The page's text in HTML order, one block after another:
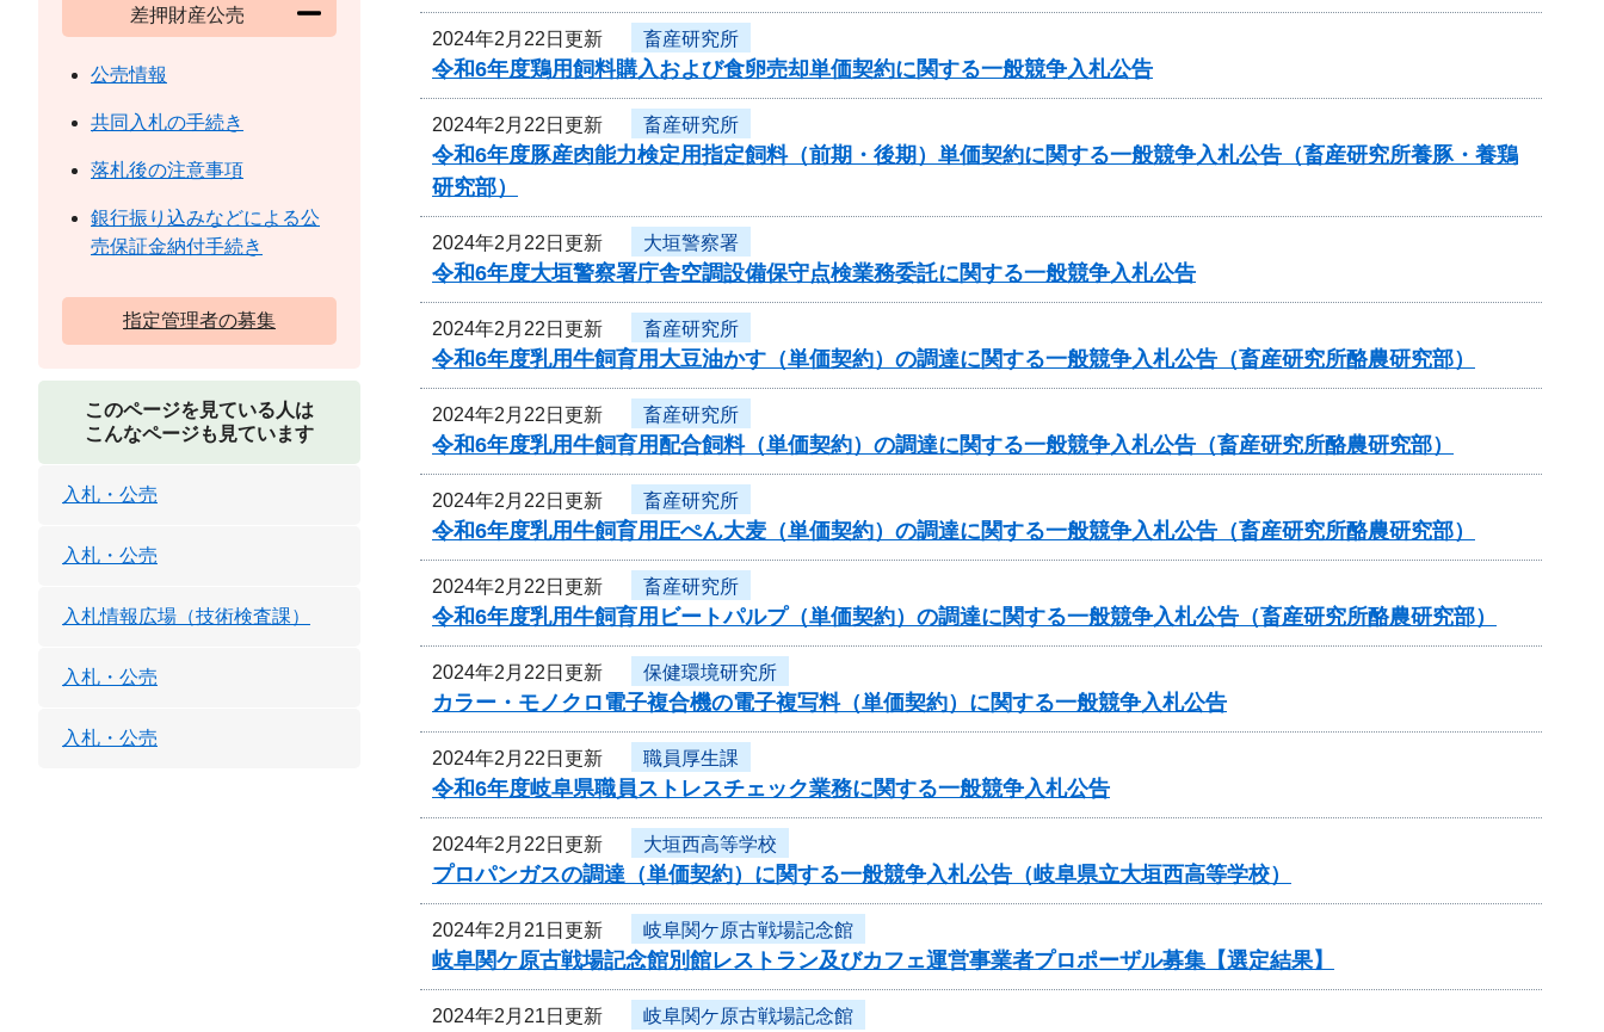
2024年2月22日更新 畜産研究所
令和6年度鶏用飼料購入および食卵売却単価契約に関する一般競争入札公告
2024年2月22日更新 畜産研究所
令和6年度豚産肉能力検定用指定飼料（前期・後期）単価契約に関する一般競争入札公告（畜産研究所養豚・養鶏
研究部）
2024年2月22日更新 大垣警察署
令和6年度大垣警察署庁舎空調設備保守点検業務委託に関する一般競争入札公告
2024年2月22日更新 畜産研究所
令和6年度乳用牛飼育用大豆油かす（単価契約）の調達に関する一般競争入札公告（畜産研究所酪農研究部）
2024年2月22日更新 畜産研究所
令和6年度乳用牛飼育用配合飼料（単価契約）の調達に関する一般競争入札公告（畜産研究所酪農研究部）
2024年2月22日更新 畜産研究所
令和6年度乳用牛飼育用圧ぺん大麦（単価契約）の調達に関する一般競争入札公告（畜産研究所酪農研究部）
2024年2月22日更新 畜産研究所
令和6年度乳用牛飼育用ビートパルプ（単価契約）の調達に関する一般競争入札公告（畜産研究所酪農研究部）
2024年2月22日更新 保健環境研究所
カラー・モノクロ電子複合機の電子複写料（単価契約）に関する一般競争入札公告
2024年2月22日更新 職員厚生課
令和6年度岐阜県職員ストレスチェック業務に関する一般競争入札公告
2024年2月22日更新 大垣西高等学校
プロパンガスの調達（単価契約）に関する一般競争入札公告（岐阜県立大垣西高等学校）
2024年2月21日更新 岐阜関ケ原古戦場記念館
岐阜関ケ原古戦場記念館別館レストラン及びカフェ運営事業者プロポーザル募集【選定結果】
2024年2月21日更新 岐阜関ケ原古戦場記念館
差押財産公売
公売情報
共同入札の手続き
落札後の注意事項
銀行振り込みなどによる公
売保証金納付手続き
指定管理者の募集
このページを見ている人は
こんなページも見ています
入札・公売
入札・公売
入札情報広場（技術検査課）
入札・公売
入札・公売